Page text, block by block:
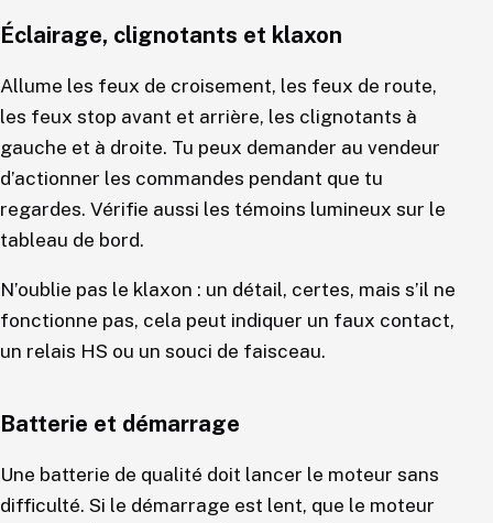
Éclairage, clignotants et klaxon
Allume les feux de croisement, les feux de route,
les feux stop avant et arrière, les clignotants à
gauche et à droite. Tu peux demander au vendeur
d’actionner les commandes pendant que tu
regardes. Vérifie aussi les témoins lumineux sur le
tableau de bord.
N’oublie pas le klaxon : un détail, certes, mais s’il ne
fonctionne pas, cela peut indiquer un faux contact,
un relais HS ou un souci de faisceau.
Batterie et démarrage
Une batterie de qualité doit lancer le moteur sans
difficulté. Si le démarrage est lent, que le moteur